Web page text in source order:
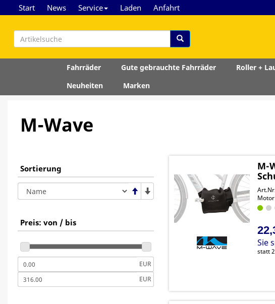
Start News Service Laden Anfahrt
Fahrräder Gute gebrauchte Fahrräder Roller +
Neuheiten
Marken
M-Wave
Sortierung
Preis: von / bis
EUR
EUR
M-
Sie
statt